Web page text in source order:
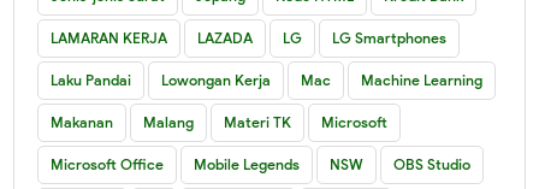
LAMARAN KERJA LAZADA LG LG Smartphones
Laku Pandai Lowongan Kerja Mac Machine Learning
Makanan Malang Materi TK Microsoft
Microsoft Office Mobile Legends NSW OBS Studio